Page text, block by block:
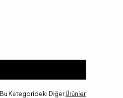
Bu Kategorideki Diğer Ürünler